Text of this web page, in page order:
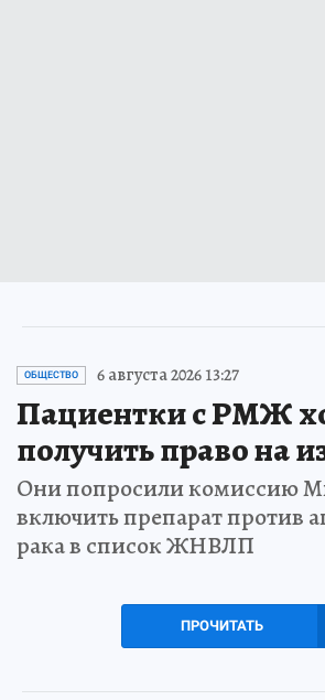
ОБЩЕСТВО 6 августа 2026 13:27
Пациентки с РМЖ
получить право на
Они попросили комиссию
включить препарат против
рака в список ЖНВЛП
ПРОЧИТАТЬ